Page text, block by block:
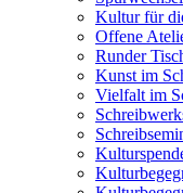
Kultur für
Offene
Runder
Kunst im
Vielfalt im